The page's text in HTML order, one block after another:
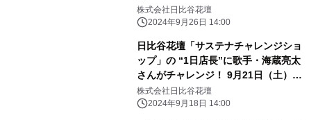
株式会社日比谷花壇
2024年9月26日 14:00
日比谷花壇「サステナチャレンジショ
ップ」の “1日店長”に歌手・海蔵亮太
さんがチャレンジ！ 9月21日（土）
Hibiya-Kadan Style 渋谷ヒカリエ
ShinQs店内
株式会社日比谷花壇
2024年9月18日 14:00